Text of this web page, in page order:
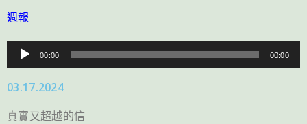
週報
訊
播
放
00:00 00:00
03.17.2024
真實又超越的信